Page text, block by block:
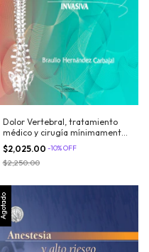
Dolor Vertebral, tratamiento
médico y cirugía mínimamente
invasiva
$2,025.00 -10%OFF
$2,250.00
Agotado